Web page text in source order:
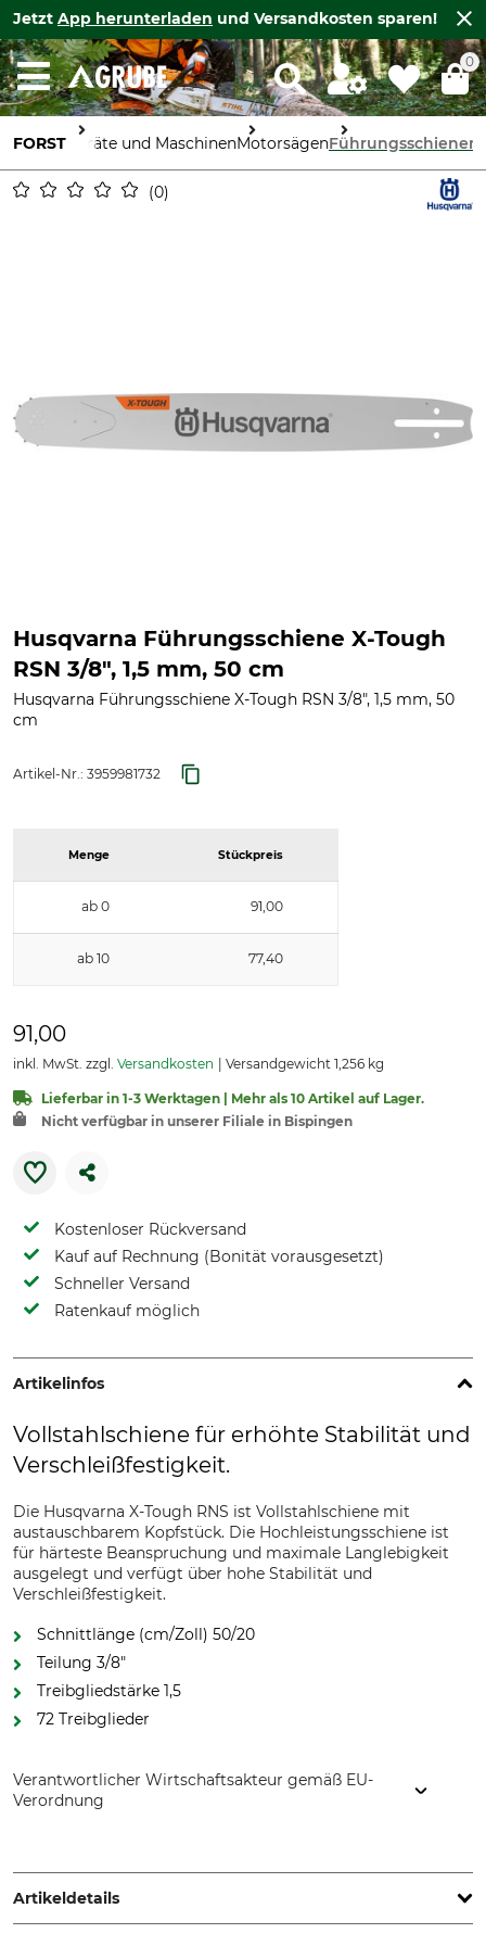
Jetzt App herunterladen und Versandkosten sparen!
0
FORST Geräte und MaschinenMotorsägenFührungsschienen
0
Husqvarna Führungsschiene X-Tough
RSN 3/8", 1,5 mm, 50 cm
Husqvarna Führungsschiene X-Tough RSN 3/8", 1,5 mm, 50
cm
Artikel-Nr.: 3959981732
Menge Stückpreis
ab 0 91,00
ab 10 77,40
91,00
inkl. MwSt. zzgl. Versandkosten Versandgewicht 1,256 kg
Lieferbar in 1-3 Werktagen | Mehr als 10 Artikel auf Lager.
Nicht verfügbar in unserer Filiale in Bispingen
Kostenloser Rückversand
Kauf auf Rechnung (Bonität vorausgesetzt)
Schneller Versand
Ratenkauf möglich
Artikelinfos
Vollstahlschiene für erhöhte Stabilität und
Verschleißfestigkeit.
Die Husqvarna X-Tough RNS ist Vollstahlschiene mit
austauschbarem Kopfstück. Die Hochleistungsschiene ist
für härteste Beanspruchung und maximale Langlebigkeit
ausgelegt und verfügt über hohe Stabilität und
Verschleißfestigkeit.
Schnittlänge (cm/Zoll) 50/20
Teilung 3/8"
Treibgliedstärke 1,5
72 Treibglieder
Verantwortlicher Wirtschaftsakteur gemäß EU-
Verordnung
www.husqvarnagroup.com
Artikeldetails